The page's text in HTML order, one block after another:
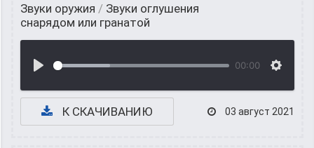
Звуки оружия / Звуки оглушения
снарядом или гранатой
00:00
К СКАЧИВАНИЮ 03 август 2021